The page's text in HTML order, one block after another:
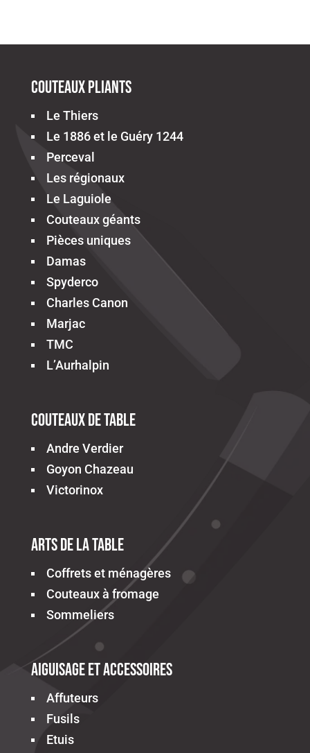
Couteaux pliants
Le Thiers
Le 1886 et le Guéry 1244
Perceval
Les régionaux
Le Laguiole
Couteaux géants
Pièces uniques
Damas
Spyderco
Charles Canon
Marjac
TMC
L’Aurhalpin
Couteaux de table
Andre Verdier
Goyon Chazeau
Victorinox
Arts de la table
Coffrets et ménagères
Couteaux à fromage
Sommeliers
Aiguisage et accessoires
Affuteurs
Fusils
Etuis